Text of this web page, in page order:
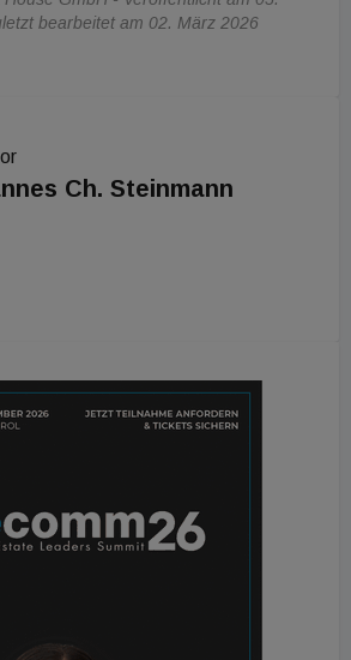
bearbeitet am 02. März 2026
Ch. Steinmann